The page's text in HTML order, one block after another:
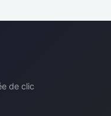
de clic